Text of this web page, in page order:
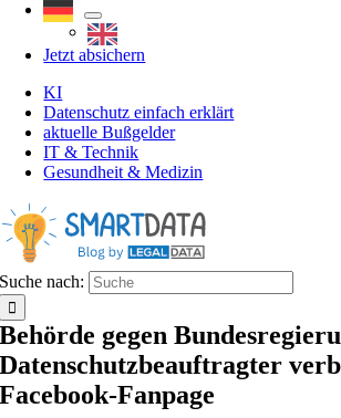
Jetzt absichern
KI
Datenschutz einfach erklärt
aktuelle Bußgelder
IT & Technik
Gesundheit & Medizin
Suche nach:
Behörde gegen
Datenschutzbeauftragter
Facebook-Fanpage